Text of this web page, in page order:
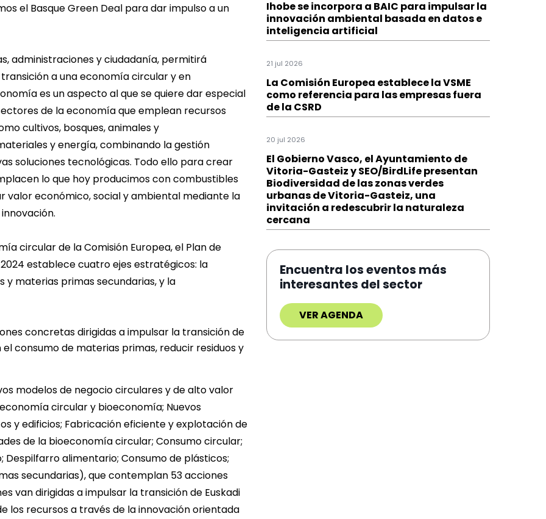
el Basque Green Deal para dar impulso a un
administraciones y ciudadanía, permitirá
a una economía circular y en
es un aspecto al que se quiere dar especial
de la economía que emplean recursos
cultivos, bosques, animales y
y energía, combinando la gestión
soluciones tecnológicas. Todo ello para crear
lo que hoy producimos con combustibles
valor económico, social y ambiental mediante la
circular de la Comisión Europea, el Plan de
establece cuatro ejes estratégicos: la
y materias primas secundarias, y la
concretas dirigidas a impulsar la transición de
consumo de materias primas, reducir residuos y
modelos de negocio circulares y de alto valor
circular y bioeconomía; Nuevos
y edificios; Fabricación eficiente y explotación de
de la bioeconomía circular; Consumo circular;
alimentario; Consumo de plásticos;
secundarias), que contemplan 53 acciones
van dirigidas a impulsar la transición de Euskadi
los recursos a través de la innovación orientada
Ihobe se incorpora a BAIC para impulsar la
innovación ambiental basada en datos e
inteligencia artificial
21 jul 2026
La Comisión Europea establece la VSME
como referencia para las empresas fuera
de la CSRD
20 jul 2026
El Gobierno Vasco, el Ayuntamiento de
Vitoria-Gasteiz y SEO/BirdLife presentan
Biodiversidad de las zonas verdes
urbanas de Vitoria-Gasteiz, una
invitación a redescubrir la naturaleza
cercana
Encuentra los eventos más
interesantes del sector
VER AGENDA